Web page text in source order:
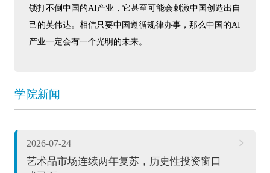
锁打不倒中国的AI产业，它甚至可能会刺激中国创造出自
己的英伟达。相信只要中国遵循规律办事，那么中国的AI
产业一定会有一个光明的未来。
学院新闻
2026-07-24
艺术品市场连续两年复苏，历史性投资窗口